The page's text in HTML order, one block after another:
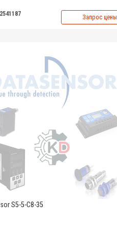
Запрос цены
S5-5-C8-35